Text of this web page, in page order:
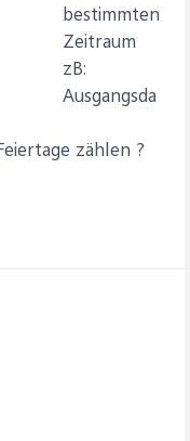
bestimmten
Zeitraum
zB:
Ausgangsda
zählen ?